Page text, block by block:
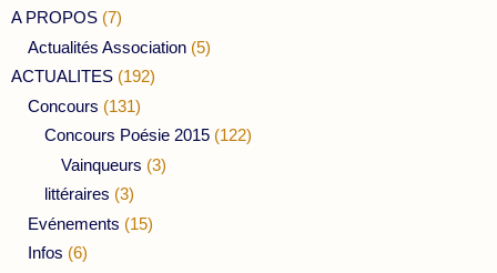
A PROPOS (7)
Actualités Association (5)
ACTUALITES (192)
Concours (131)
Concours Poésie 2015 (122)
Vainqueurs (3)
littéraires (3)
Evénements (15)
Infos (6)